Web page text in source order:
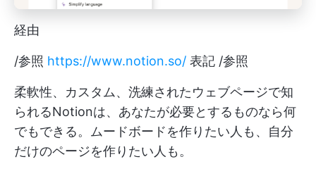
経由
/参照 https://www.notion.so/ 表記 /参照
柔軟性、カスタム、洗練されたウェブページで知
られるNotionは、あなたが必要とするものなら何
でもできる。ムードボードを作りたい人も、自分
だけのページを作りたい人も。